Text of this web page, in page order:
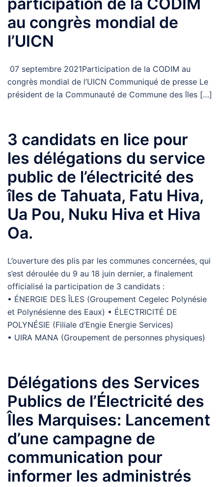
au congrès mondial de
l’UICN
07 septembre 2021Participation de la CODIM au
congrès mondial de l’UICN Communiqué de presse Le
président de la Communauté de Commune des îles […]
3 candidats en lice pour
les délégations du service
public de l’électricité des
îles de Tahuata, Fatu Hiva,
Ua Pou, Nuku Hiva et Hiva
Oa.
L’ouverture des plis par les communes concernées, qui
s’est déroulée du 9 au 18 juin dernier, a finalement
officialisé la participation de 3 candidats :
• ÉNERGIE DES ÎLES (Groupement Cegelec Polynésie
et Polynésienne des Eaux) • ÉLECTRICITÉ DE
POLYNÉSIE (Filiale d’Engie Energie Services)
• UIRA MANA (Groupement de personnes physiques)
Délégations des Services
Publics de l’Électricité des
Îles Marquises: Lancement
d’une campagne de
communication pour
informer les administrés